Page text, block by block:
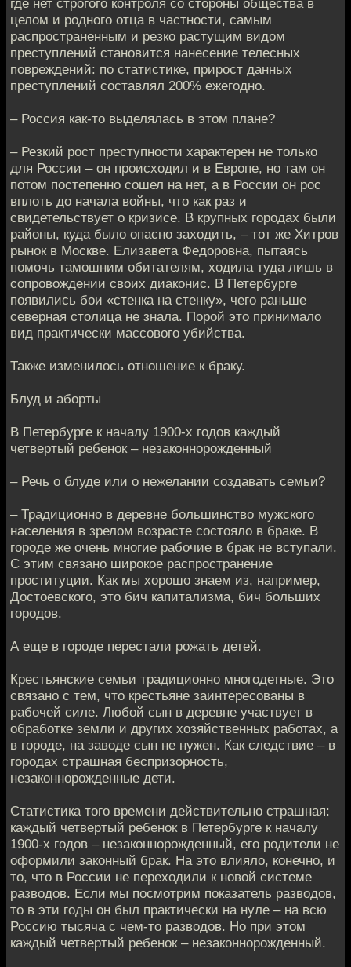
где нет строгого контроля со стороны общества в
целом и родного отца в частности, самым
распространенным и резко растущим видом
преступлений становится нанесение телесных
повреждений: по статистике, прирост данных
преступлений составлял 200% ежегодно.
– Россия как-то выделялась в этом плане?
– Резкий рост преступности характерен не только
для России – он происходил и в Европе, но там он
потом постепенно сошел на нет, а в России он рос
вплоть до начала войны, что как раз и
свидетельствует о кризисе. В крупных городах были
районы, куда было опасно заходить, – тот же Хитров
рынок в Москве. Елизавета Федоровна, пытаясь
помочь тамошним обитателям, ходила туда лишь в
сопровождении своих диаконис. В Петербурге
появились бои «стенка на стенку», чего раньше
северная столица не знала. Порой это принимало
вид практически массового убийства.
Также изменилось отношение к браку.
Блуд и аборты
В Петербурге к началу 1900-х годов каждый
четвертый ребенок – незаконнорожденный
– Речь о блуде или о нежелании создавать семьи?
– Традиционно в деревне большинство мужского
населения в зрелом возрасте состояло в браке. В
городе же очень многие рабочие в брак не вступали.
С этим связано широкое распространение
проституции. Как мы хорошо знаем из, например,
Достоевского, это бич капитализма, бич больших
городов.
А еще в городе перестали рожать детей.
Крестьянские семьи традиционно многодетные. Это
связано с тем, что крестьяне заинтересованы в
рабочей силе. Любой сын в деревне участвует в
обработке земли и других хозяйственных работах, а
в городе, на заводе сын не нужен. Как следствие – в
городах страшная беспризорность,
незаконнорожденные дети.
Статистика того времени действительно страшная:
каждый четвертый ребенок в Петербурге к началу
1900-х годов – незаконнорожденный, его родители не
оформили законный брак. На это влияло, конечно, и
то, что в России не переходили к новой системе
разводов. Если мы посмотрим показатель разводов,
то в эти годы он был практически на нуле – на всю
Россию тысяча с чем-то разводов. Но при этом
каждый четвертый ребенок – незаконнорожденный.